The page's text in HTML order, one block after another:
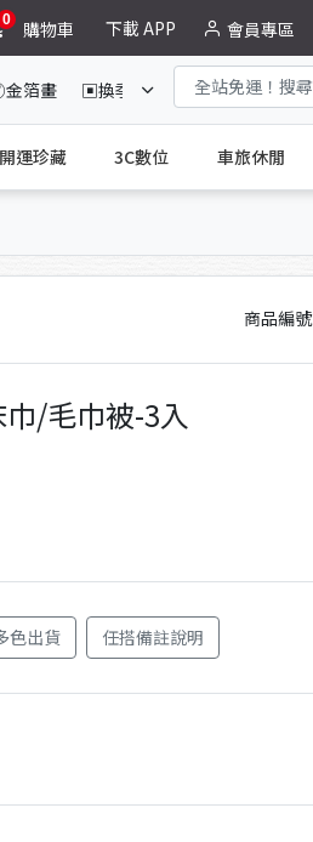
購物車
0 下載 APP 會員專區
箔畫 ▣換季收納 德恩奈買二送二
運珍藏 3C數位 車旅休閒
商品編號
/毛巾被-3入
色出貨 任搭備註說明